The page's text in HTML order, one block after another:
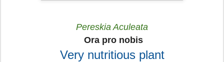
Pereskia Aculeata
Ora pro nobis
Very nutritious plant